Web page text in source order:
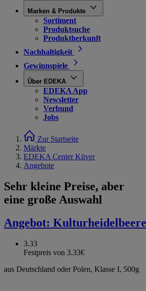
Marken & Produkte
Sortiment
Produktsuche
Produktherkunft
Nachhaltigkeit
Gewinnspiele
Über EDEKA
EDEKA App
Newsletter
Verbund
Jobs
Zur Startseite
Märkte
EDEKA Center Küver
Angebote
Sehr kleine Preise, aber
eine große Auswahl
Angebot:
3.33
Festpreis von 3.33€
aus Deutschland oder Polen, Klasse I, 500g